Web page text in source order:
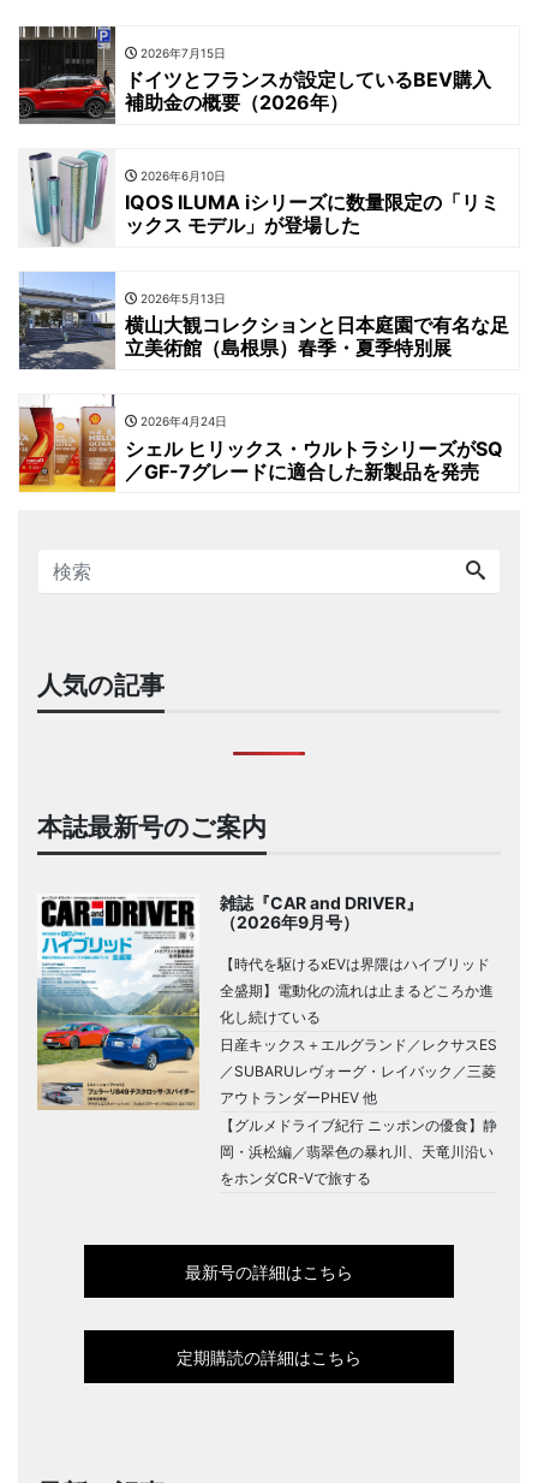
2026年7月15日
ドイツとフランスが設定しているBEV購入
補助金の概要（2026年）
2026年6月10日
IQOS ILUMA iシリーズに数量限定の「リミ
ックス モデル」が登場した
2026年5月13日
横山大観コレクションと日本庭園で有名な足
立美術館（島根県）春季・夏季特別展
2026年4月24日
シェル ヒリックス・ウルトラシリーズがSQ
／GF-7グレードに適合した新製品を発売
人気の記事
本誌最新号のご案内
雑誌『CAR and DRIVER』
（2026年9月号）
【時代を駆けるxEVは界隈はハイブリッド
全盛期】電動化の流れは止まるどころか進
化し続けている
日産キックス＋エルグランド／レクサスES
／SUBARUレヴォーグ・レイバック／三菱
アウトランダーPHEV 他
【グルメドライブ紀行 ニッポンの優食】静
岡・浜松編／翡翠色の暴れ川、天竜川沿い
をホンダCR-Vで旅する
最新号の詳細はこちら
定期購読の詳細はこちら